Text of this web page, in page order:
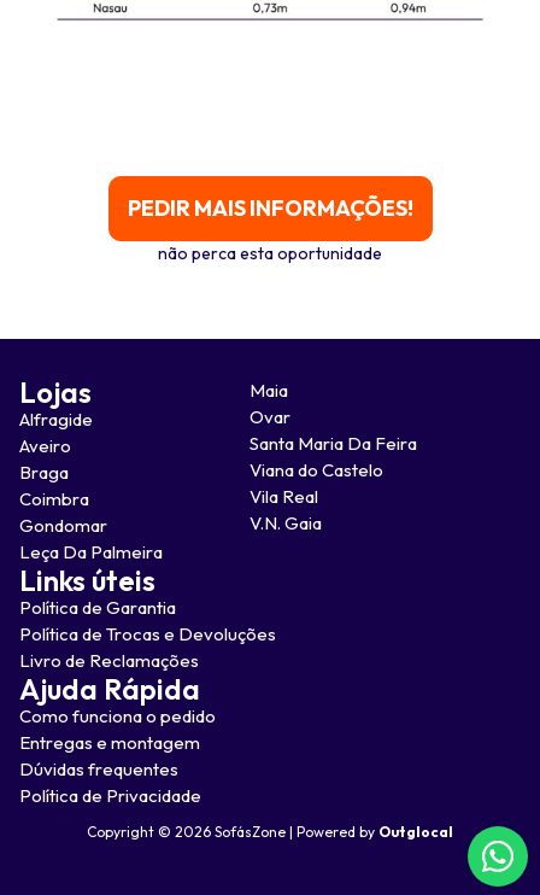
PEDIR MAIS INFORMAÇÕES!
não perca esta oportunidade
Lojas
Alfragide
Aveiro
Braga
Coimbra
Gondomar
Leça Da Palmeira
Maia
Ovar
Santa Maria Da Feira
Viana do Castelo
Vila Real
V.N. Gaia
Links úteis
Política de Garantia
Política de Trocas e Devoluções
Livro de Reclamações
Ajuda Rápida
Como funciona o pedido
Entregas e montagem
Dúvidas frequentes
Política de Privacidade
Copyright © 2026 SofásZone | Powered by Outglocal